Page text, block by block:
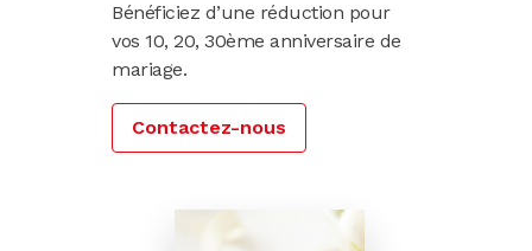
Bénéficiez d’une réduction pour
vos 10, 20, 30ème anniversaire de
mariage.
Contactez-nous